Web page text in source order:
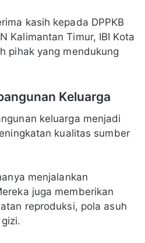
kasih kepada DPPKB
Kalimantan Timur, IBI Kota
pihak yang mendukung
Keluarga
keluarga menjadi
kualitas sumber
menjalankan
juga memberikan
reproduksi, pola asuh